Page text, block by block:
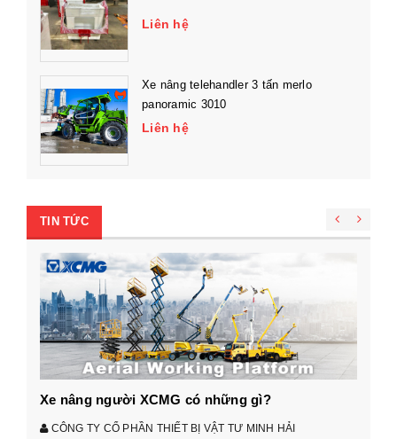
Liên hệ
Xe nâng telehandler 3 tấn merlo
panoramic 3010
Liên hệ
TIN TỨC
Xe nâng người XCMG có những gì?
CÔNG TY CỔ PHẦN THIẾT BỊ VẬT TƯ MINH HẢI